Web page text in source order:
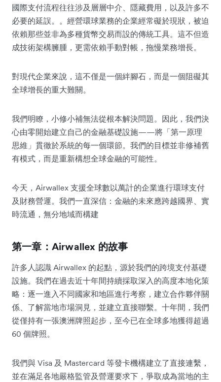
國際支付流程往往涉及層層中介、隱藏費用，以及許多不
必要的延誤。。經營環球業務的企業經常礙於現狀，被迫
依賴那些並非為多種貨幣交易而設的傳統工具。這不但造
成技術架構臃腫，更需依賴手動對帳，拖慢業務增長。
對現代企業來說，這不僅是一個絆腳石，而是一個阻礙其
全球增長的重大難關。
我們明瞭，小修小補無法從根本解決問題。因此，我們決
心由零開始建立自己的金融基礎設施——將「第一原理
思維」貫徹於系統的每一個環節。我們的目標並非修補舊
有模式，而是重新構想全球金融的可能性。
今天，Airwallex 支援全球數以萬計的企業進行環球支付
及財務營運。我們一直深信：金融的未來應跨越國界、實
時流通，無分地域而構建
第一章： Airwallex 的故事
許多人認識 Airwallex 的起點，源於我們的跨境支付基礎
設施。我們在過去近十年間持續採取深入的高度本地化策
略：逐一進入不同國家和地區進行考察，建立合作夥伴關
係、了解當地市場洞見，並建立直接聯繫。十年間，我們
從僅持有一張澳洲牌照起步，至今已在全球多地獲得超過
60 個牌照。
我們與 Visa 及 Mastercard 等發卡機構建立了直接連繫，
並在滿足各地嚴格監管及營運要求下，爭取成為當地的主